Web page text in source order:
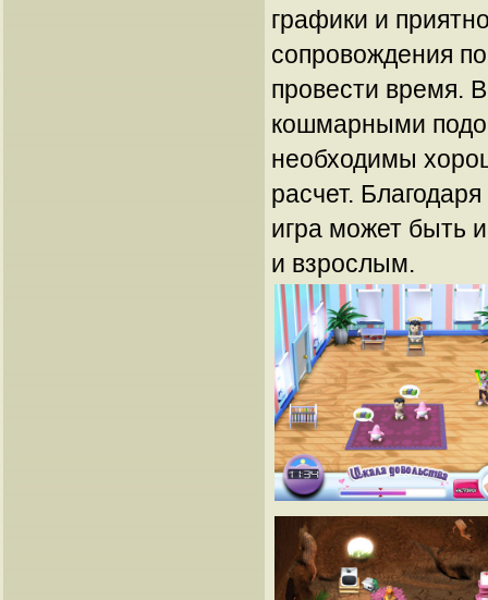
графики и
сопровождения
провести время.
кошмарными
необходимы
расчет.
игра может быть
и взрослым.